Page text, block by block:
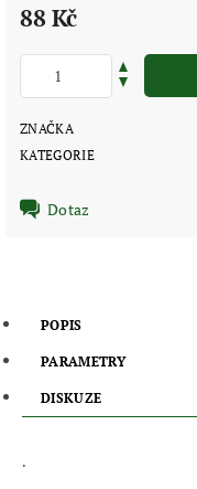
88 Kč
ZNAČKA
KATEGORIE
Dotaz
POPIS
PARAMETRY
DISKUZE
.